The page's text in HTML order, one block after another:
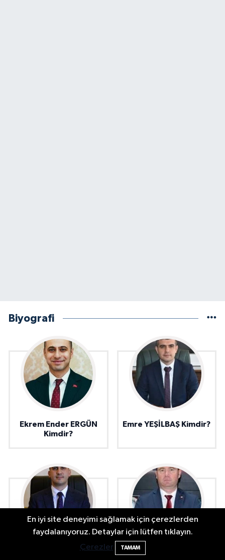
Biyografi
Ekrem Ender ERGÜN
Kimdir?
Emre YEŞİLBAŞ Kimdir?
Mehmet Anıl ÇOLAK
Hüseyin ADATEPE
En iyi site deneyimi sağlamak için çerezlerden
faydalanıyoruz. Detaylar için lütfen tıklayın.
Çerezler
TAMAM
2 Buzağı Hediyeli Bal Festivalinde Hande
Ünsal Sahne Alacak